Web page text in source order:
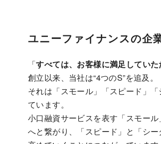
ユニーファイナンスの企
「すべては、お客様に満足してい
創立以来、当社は“4つのS”を追及。
それは「スモール」「スピード」
ています。
小口融資サービスを表す「スモー
へと繋がり、「スピード」と「シ